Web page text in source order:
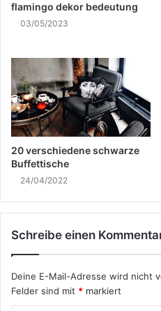
flamingo dekor bedeutung
03/05/2023
20 verschiedene schwarze
Buffettische
24/04/2022
Schreibe einen
Deine E-Mail-Adresse wird nicht
Felder sind mit * markiert